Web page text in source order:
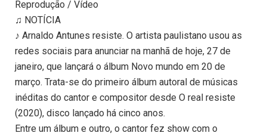
Reprodução / Vídeo
♫ NOTÍCIA
♪ Arnaldo Antunes resiste. O artista paulistano usou as
redes sociais para anunciar na manhã de hoje, 27 de
janeiro, que lançará o álbum Novo mundo em 20 de
março. Trata-se do primeiro álbum autoral de músicas
inéditas do cantor e compositor desde O real resiste
(2020), disco lançado há cinco anos.
Entre um álbum e outro, o cantor fez show com o